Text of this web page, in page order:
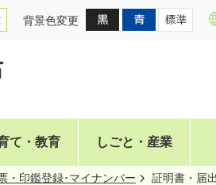
背景色変更
て・教育 しごと・産業
・印鑑登録･マイナンバー 証明書・届